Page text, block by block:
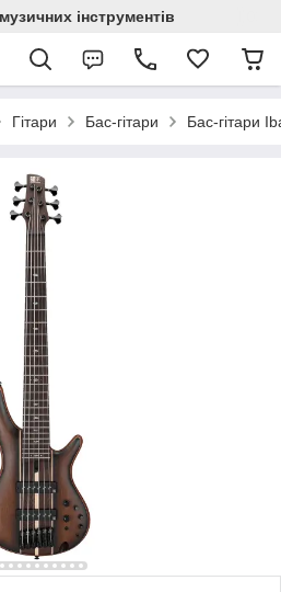
інструментів
Гітари Бас-гітари Бас-гітари